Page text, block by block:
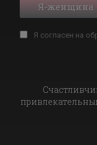
Я-женщина
Я согласен на